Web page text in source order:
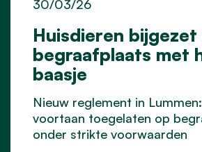
Huisdieren bijgezet
begraafplaats met
baasje
30/03/26
Nieuw reglement in
voortaan toegelaten op
onder strikte voorwaarden